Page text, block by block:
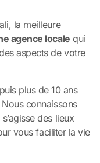
la meilleure
agence locale qui
aspects de votre
plus de 10 ans
connaissons
des lieux
vous faciliter la vie